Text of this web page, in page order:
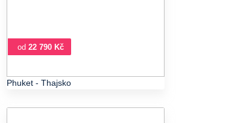
od 22 790 Kč
Phuket- Thajsko